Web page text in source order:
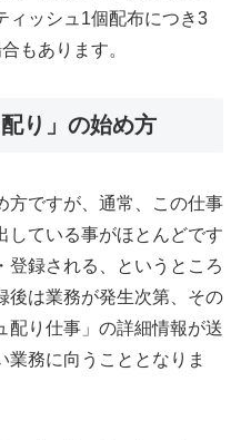
ィッシュ1個配布につき3
もあります。
り」の始め方
方ですが、通常、この仕事
している事がほとんどです
登録される、というところ
後は業務が発生次第、その
配り仕事」の詳細情報が送
業務に向うこととなりま